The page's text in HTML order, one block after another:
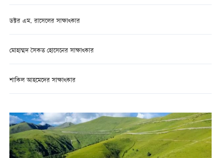
ডক্টর এম. রাসেলের সাক্ষাত্কার
মোহাম্মদ সৈকত হোসেনের সাক্ষাত্কার
শাকিল আহমেদের সাক্ষাত্কার